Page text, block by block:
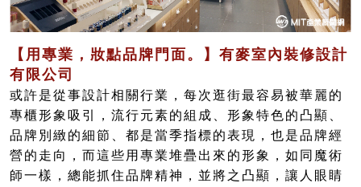
【用專業，妝點品牌門面。】有麥室內裝修設計
有限公司
或許是從事設計相關行業，每次逛街最容易被華麗的
專櫃形象吸引，流行元素的組成、形象特色的凸顯、
品牌別緻的細節、都是當季指標的表現，也是品牌經
營的走向，而這些用專業堆疊出來的形象，如同魔術
師一樣，總能抓住品牌精神，並將之凸顯，讓人眼睛